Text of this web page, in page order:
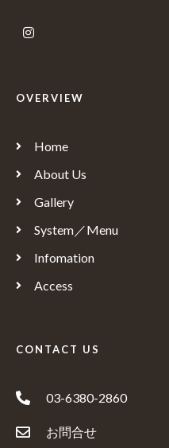
OVERVIEW
Home
About Us
Gallery
System／Menu
Infomation
Access
CONTACT US
03-6380-2860
お問合せ